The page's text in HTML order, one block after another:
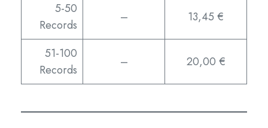
5-50
Records
– 13,45 €
51-100
Records
– 20,00 €